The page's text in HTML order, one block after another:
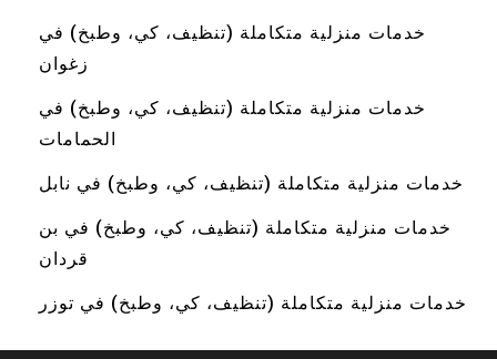
خدمات منزلية متكاملة (تنظيف، كي، وطبخ) في
زغوان
خدمات منزلية متكاملة (تنظيف، كي، وطبخ) في
الحمامات
خدمات منزلية متكاملة (تنظيف، كي، وطبخ) في نابل
خدمات منزلية متكاملة (تنظيف، كي، وطبخ) في بن
قردان
خدمات منزلية متكاملة (تنظيف، كي، وطبخ) في توزر